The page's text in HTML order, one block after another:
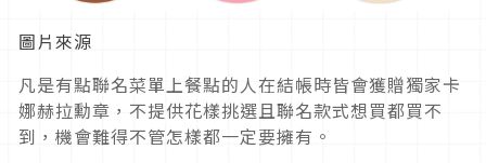
圖片來源
凡是有點聯名菜單上餐點的人在結帳時皆會獲贈獨家卡
娜赫拉勳章，不提供花樣挑選且聯名款式想買都買不
到，機會難得不管怎樣都一定要擁有。